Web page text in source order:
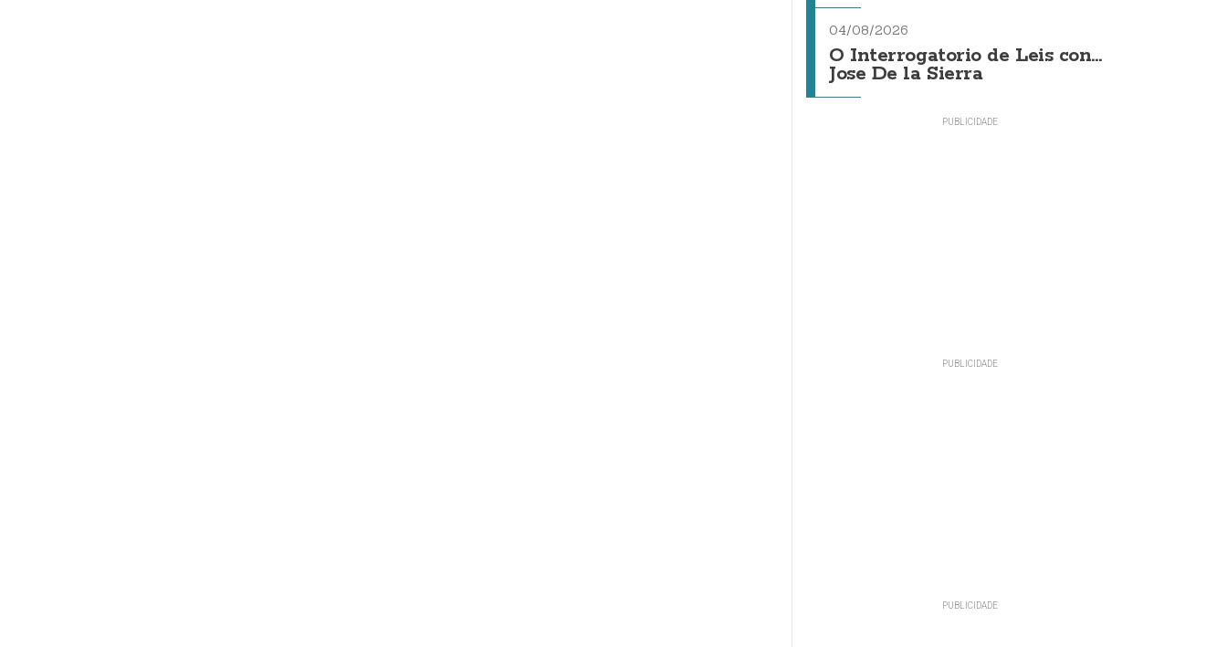
04/08/2026
O Interrogatorio de Leis con...
Jose De la Sierra